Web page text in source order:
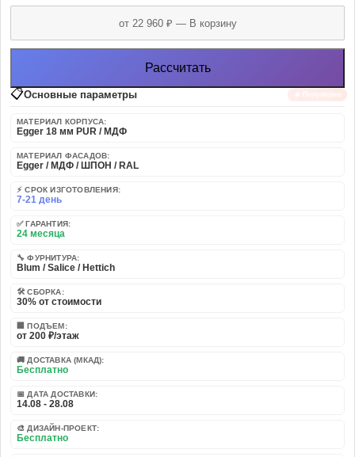
Рассчитать
📋Основные параметры
МАТЕРИАЛ КОРПУСА:
Egger 18 мм PUR / МДФ
МАТЕРИАЛ ФАСАДОВ:
Egger / МДФ / ШПОН / RAL
⚡ СРОК ИЗГОТОВЛЕНИЯ:
7-21 день
✅ ГАРАНТИЯ:
24 месяца
🔧 ФУРНИТУРА:
Blum / Salice / Hettich
🛠️ СБОРКА:
30% от стоимости
🏢 ПОДЪЕМ:
от 200 ₽/этаж
🚚 ДОСТАВКА (МКАД):
Бесплатно
📅 ДАТА ДОСТАВКИ:
14.08 - 28.08
🎨 ДИЗАЙН-ПРОЕКТ:
Бесплатно